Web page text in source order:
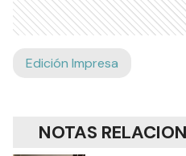
Edición Impresa
NOTAS